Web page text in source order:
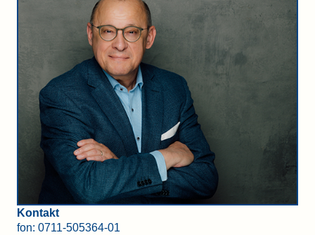
Kontakt
fon: 0711-505364-01